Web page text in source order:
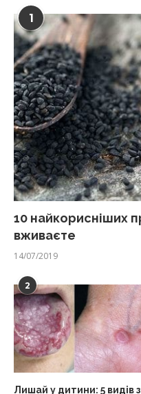
1
10 найкорисніших
вживаєте
14/07/2019
2
Лишай у дитини: 5 видів з